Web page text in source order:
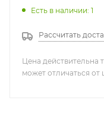
Есть в наличии: 1
Рассчитать
Цена действительна
может отличаться от